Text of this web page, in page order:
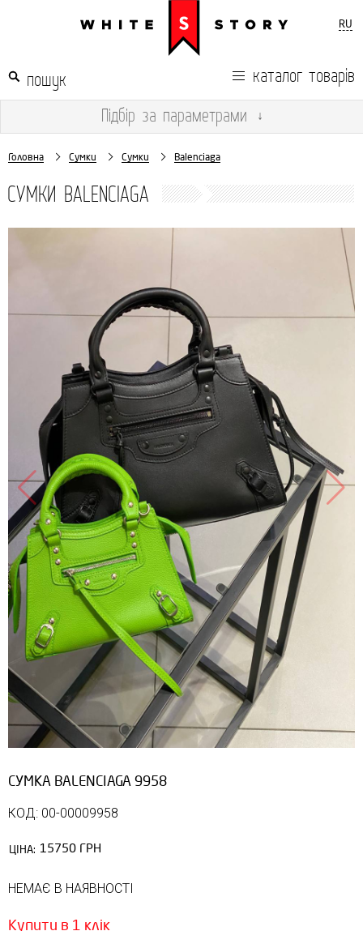
RU
каталог товарів
Підбір за параметрами ↓
Головна Сумки Сумки Balenciaga
СУМКИ BALENCIAGA
Продано
СУМКА ВALENCIAGA 9958
КОД: 00-00009958
ЦІНА: 15750 ГРН
НЕМАЄ В НАЯВНОСТІ
Купити в 1 клік